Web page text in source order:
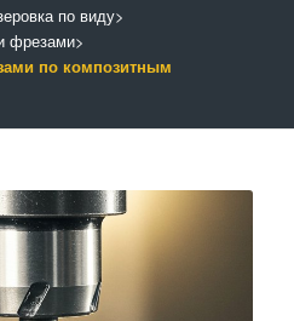
по виду>
фрезами>
по композитным